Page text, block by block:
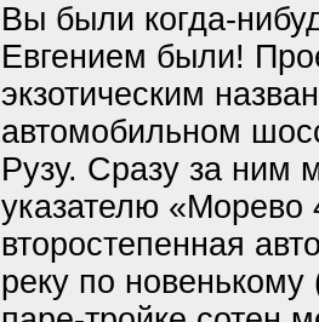
Вы были когда-
Евгением были!
экзотическим
автомобильном
Рузу. Сразу за ним
указателю
второстепенная
реку по